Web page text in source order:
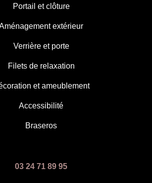
Portail et clôture
extérieur
Verrière et porte
Filets de relaxation
et ameublement
Accessibilité
Braseros
03 24 71 89 95